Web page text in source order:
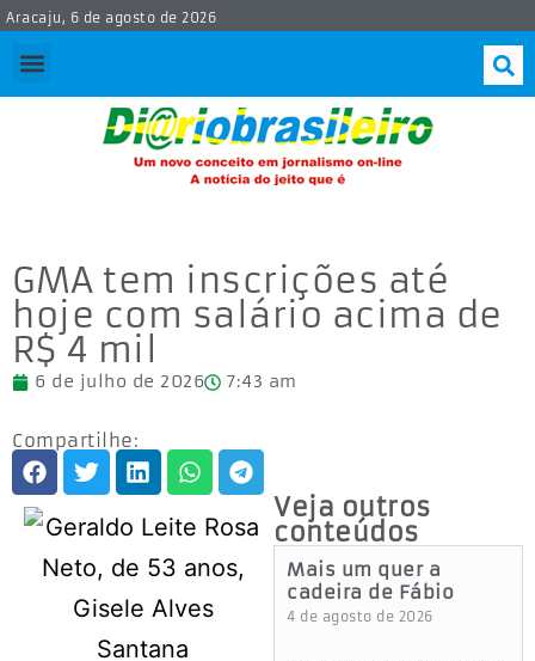
Aracaju, 6 de agosto de 2026
GMA tem inscrições até
hoje com salário acima de
R$ 4 mil
6 de julho de 2026 7:43 am
Compartilhe:
Veja outros
conteúdos
Mais um quer a
cadeira de Fábio
4 de agosto de 2026